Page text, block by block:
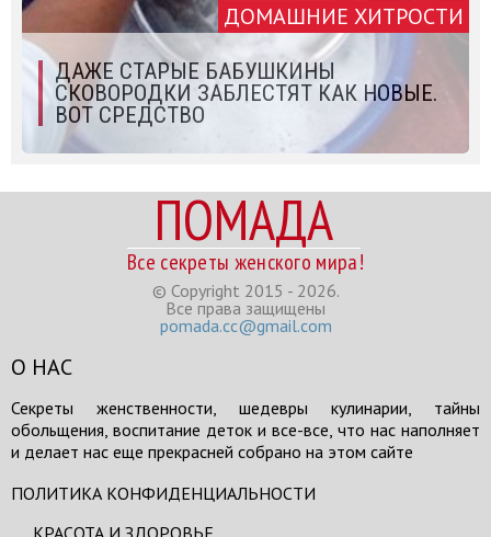
ДОМАШНИЕ ХИТРОСТИ
ДАЖЕ СТАРЫЕ БАБУШКИНЫ
СКОВОРОДКИ ЗАБЛЕСТЯТ КАК НОВЫЕ.
ВОТ СРЕДСТВО
ПОМАДА
Все секреты женского мира!
© Copyright 2015 - 2026.
Все права защищены
pomada.cc@gmail.com
О НАС
Секреты женственности, шедевры кулинарии, тайны
обольщения, воспитание деток и все-все, что нас наполняет
и делает нас еще прекрасней собрано на этом сайте
ПОЛИТИКА КОНФИДЕНЦИАЛЬНОСТИ
КРАСОТА И ЗДОРОВЬЕ